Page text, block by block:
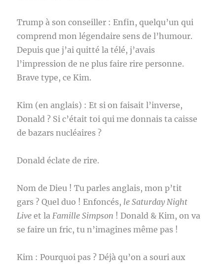
Trump à son conseiller : Enfin, quelqu’un qui
comprend mon légendaire sens de l’humour.
Depuis que j’ai quitté la télé, j’avais
l’impression de ne plus faire rire personne.
Brave type, ce Kim.
Kim (en anglais) : Et si on faisait l’inverse,
Donald ? Si c’était toi qui me donnais ta caisse
de bazars nucléaires ?
Donald éclate de rire.
Nom de Dieu ! Tu parles anglais, mon p’tit
gars ? Quel duo ! Enfoncés, le Saturday Night
Live et laFamille Simpson ! Donald & Kim, on va
se faire un fric, tu n’imagines même pas !
Kim : Pourquoi pas ? Déjà qu’on a souri aux